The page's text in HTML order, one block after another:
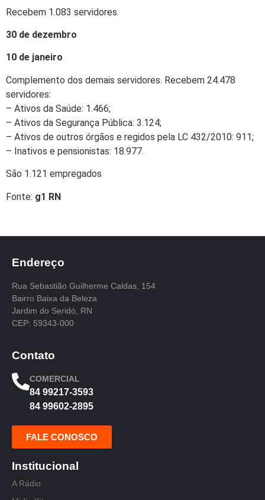
Recebem 1.083 servidores.
30 de dezembro
10 de janeiro
Complemento dos demais servidores. Recebem 24.478
servidores:
– Ativos da Saúde: 1.466;
– Ativos da Segurança Pública: 3.124;
– Ativos de outros órgãos e regidos pela LC 432/2010: 911;
– Inativos e pensionistas: 18.977.
São 1.121 empregados
Fonte: g1 RN
Endereço
Rua Sebastião Guilherme Caldas, 154
Bairro Baixa da Beleza
Jardim do Seridó, RN
CEP: 59343-000
Contato
COMERCIAL
84 99217-3593
84 99602-2895
FALE CONOSCO
Institucional
A Rádio